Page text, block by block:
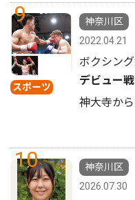
9
スポーツ
神奈川区
2022.04.21
ボクシン
デビュー
神大寺か
10
神奈川区
2026.07.30